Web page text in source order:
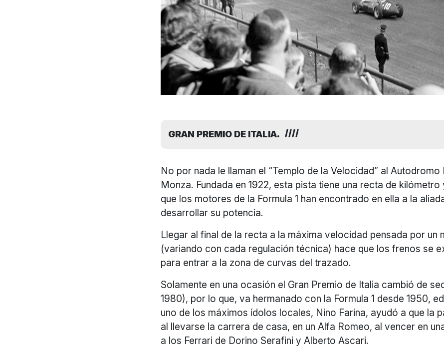
GRAN PREMIO DE ITALIA.
No por nada le llaman el “Templo de la Velocidad” al Autodromo
Monza. Fundada en 1922, esta pista tiene una recta de
que los motores de la Formula 1 han encontrado en ella a la
desarrollar su potencia.
Llegar al final de la recta a la máxima velocidad pensada por un
(variando con cada regulación técnica) hace que los frenos se
para entrar a la zona de curvas del trazado.
Solamente en una ocasión el Gran Premio de Italia cambió de
1980), por lo que, va hermanado con la Formula 1 desde 1950,
uno de los máximos ídolos locales, Nino Farina, ayudó a que la
al llevarse la carrera de casa, en un Alfa Romeo, al vencer en
a los Ferrari de Dorino Serafini y Alberto Ascari.